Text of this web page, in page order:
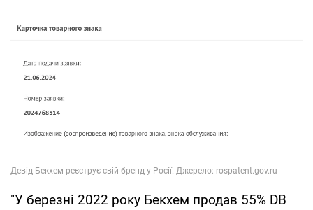
"У березні 2022 року Бекхем продав 55% DB